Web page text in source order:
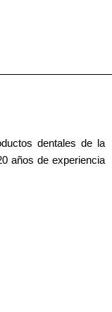
dentales de la
años de experiencia